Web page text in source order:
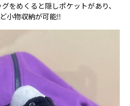
をめくると隠しポケットがあり、
小物収納が可能‼